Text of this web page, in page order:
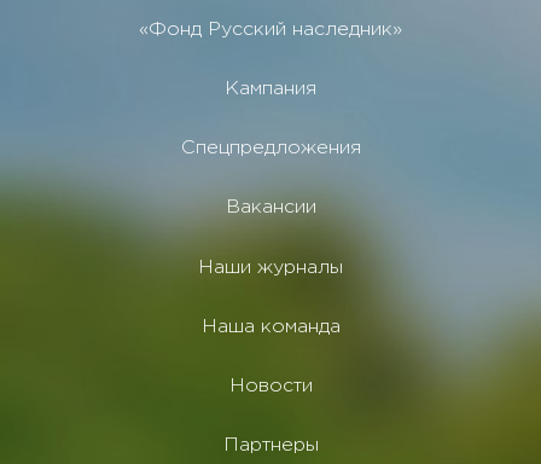
«Фонд Русский наследник»
Кампания
Спецпредложения
Вакансии
Наши журналы
Наша команда
Новости
Партнеры